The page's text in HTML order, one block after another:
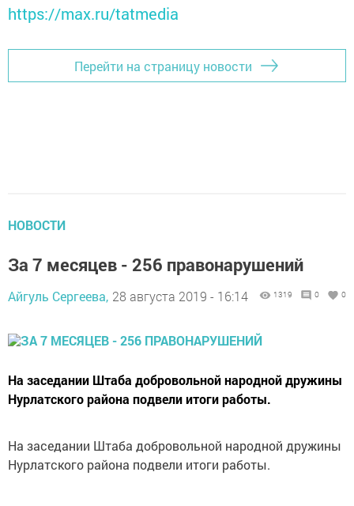
https://max.ru/tatmedia
Перейти на страницу новости
НОВОСТИ
За 7 месяцев - 256 правонарушений
Айгуль Сергеева, 28 августа 2019 - 16:14 1319 0 0
На заседании Штаба добровольной народной дружины
Нурлатского района подвели итоги работы.
На заседании Штаба добровольной народной дружины
Нурлатского района подвели итоги работы.